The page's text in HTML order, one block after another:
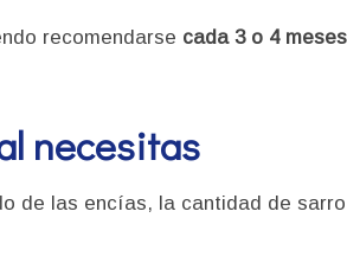
recomendarse cada 3 o 4 meses
necesitas
de las encías, la cantidad de